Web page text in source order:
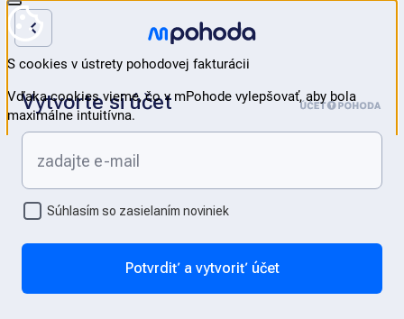
Vytvorte si účet
Súhlasím so zasielaním noviniek
Potvrdiť a vytvoriť účet